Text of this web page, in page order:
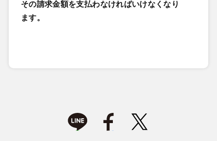
その請求金額を支払わなければいけなくなり
ます。